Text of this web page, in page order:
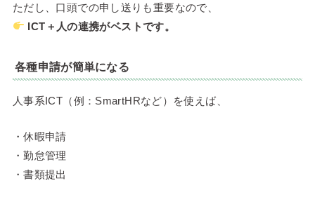
ただし、口頭での申し送りも重要なので、
ICT＋人の連携がベストです。
各種申請が簡単になる
人事系ICT（例：SmartHRなど）を使えば、
・休暇申請
・勤怠管理
・書類提出